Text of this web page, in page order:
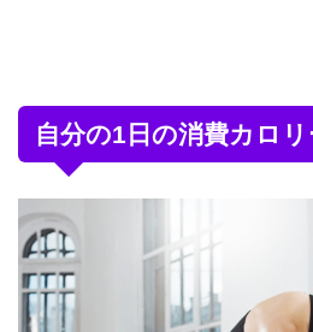
自分の1日の消費カロ